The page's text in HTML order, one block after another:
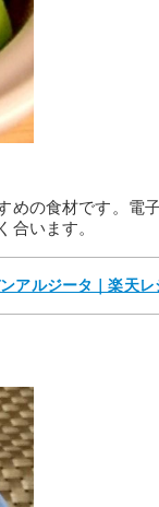
めの食材です。電
合います。
アルジータ｜楽天レ